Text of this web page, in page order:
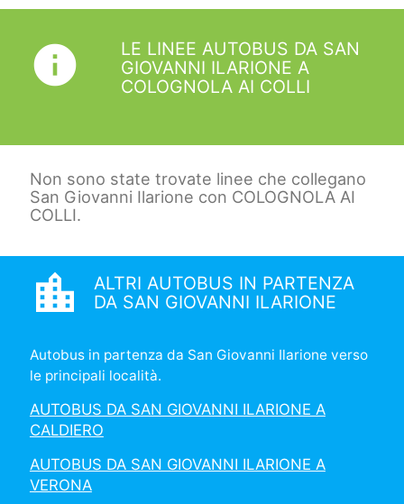
info
LE LINEE AUTOBUS DA SAN
GIOVANNI ILARIONE A
COLOGNOLA AI COLLI
Non sono state trovate linee che collegano
San Giovanni Ilarione con COLOGNOLA AI
COLLI.
location_city
ALTRI AUTOBUS IN PARTENZA
DA SAN GIOVANNI ILARIONE
Autobus in partenza da San Giovanni Ilarione verso
le principali località.
AUTOBUS DA SAN GIOVANNI ILARIONE A
CALDIERO
AUTOBUS DA SAN GIOVANNI ILARIONE A
VERONA